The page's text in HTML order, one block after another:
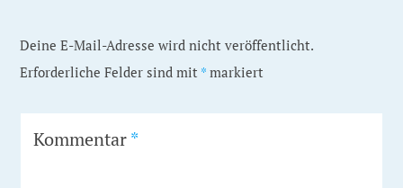
Deine E-Mail-Adresse wird nicht veröffentlicht.
Erforderliche Felder sind mit * markiert
Kommentar*